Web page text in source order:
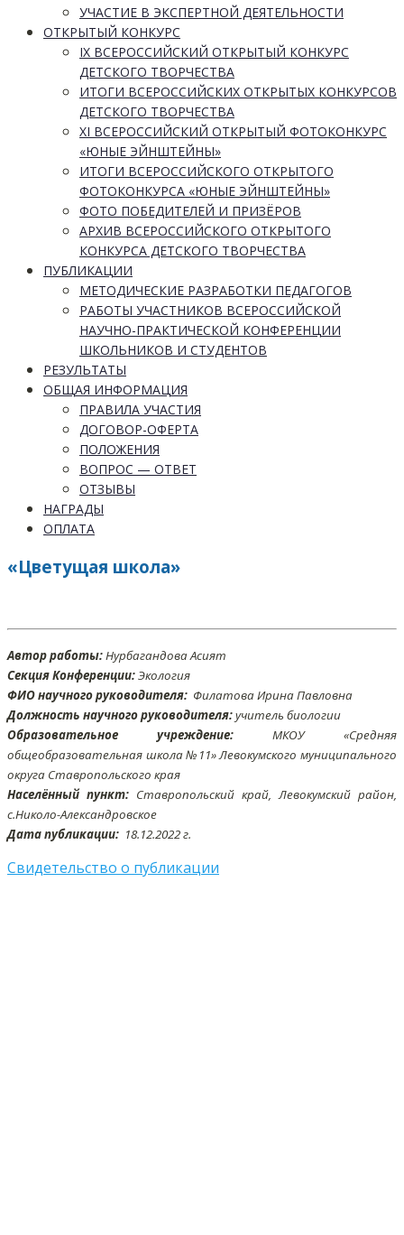
УЧАСТИЕ В ЭКСПЕРТНОЙ ДЕЯТЕЛЬНОСТИ
ОТКРЫТЫЙ КОНКУРС
IX ВСЕРОССИЙСКИЙ ОТКРЫТЫЙ КОНКУРС
ДЕТСКОГО ТВОРЧЕСТВА
ИТОГИ ВСЕРОССИЙСКИХ ОТКРЫТЫХ КОНКУРСОВ
ДЕТСКОГО ТВОРЧЕСТВА
XI ВСЕРОССИЙСКИЙ ОТКРЫТЫЙ ФОТОКОНКУРС
«ЮНЫЕ ЭЙНШТЕЙНЫ»
ИТОГИ ВСЕРОССИЙСКОГО ОТКРЫТОГО
ФОТОКОНКУРСА «ЮНЫЕ ЭЙНШТЕЙНЫ»
ФОТО ПОБЕДИТЕЛЕЙ И ПРИЗЁРОВ
АРХИВ ВСЕРОССИЙСКОГО ОТКРЫТОГО
КОНКУРСА ДЕТСКОГО ТВОРЧЕСТВА
ПУБЛИКАЦИИ
МЕТОДИЧЕСКИЕ РАЗРАБОТКИ ПЕДАГОГОВ
РАБОТЫ УЧАСТНИКОВ ВСЕРОССИЙСКОЙ
НАУЧНО-ПРАКТИЧЕСКОЙ КОНФЕРЕНЦИИ
ШКОЛЬНИКОВ И СТУДЕНТОВ
РЕЗУЛЬТАТЫ
ОБЩАЯ ИНФОРМАЦИЯ
ПРАВИЛА УЧАСТИЯ
ДОГОВОР-ОФЕРТА
ПОЛОЖЕНИЯ
ВОПРОС — ОТВЕТ
ОТЗЫВЫ
НАГРАДЫ
ОПЛАТА
«Цветущая школа»
Автор работы:Нурбагандова Асият
Секция Конференции:Экология
ФИО научного руководителя: Филатова Ирина Павловна
Должность научного руководителя:учитель биологии
Образовательное учреждение: МКОУ «Средняя
общеобразовательная школа №11» Левокумского муниципального
округа Ставропольского края
Населённый пункт: Ставропольский край, Левокумский район,
с.Николо-Александровское
Дата публикации: 18.12.2022 г.
Свидетельство о публикации